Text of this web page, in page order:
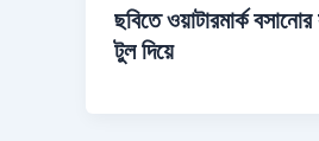
ছবিতে ওয়াটারমার্ক
টুল দিয়ে